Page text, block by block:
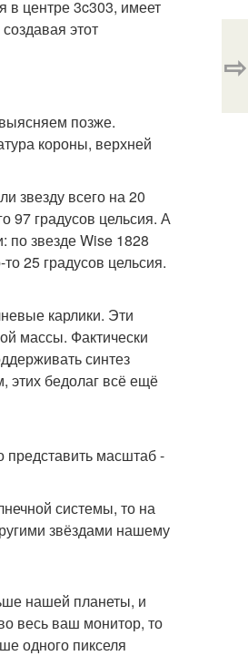
в центре 3c303, имеет
этот
позже.
короны, верхней
звезду всего на 20
97 градусов цельсия. А
по звезде Wise 1828
25 градусов цельсия.
карлики. Эти
массы. Фактически
синтез
этих бедолаг всё ещё
масштаб -
системы, то на
звёздами нашему
нашей планеты, и
весь ваш монитор, то
одного пикселя
⇨